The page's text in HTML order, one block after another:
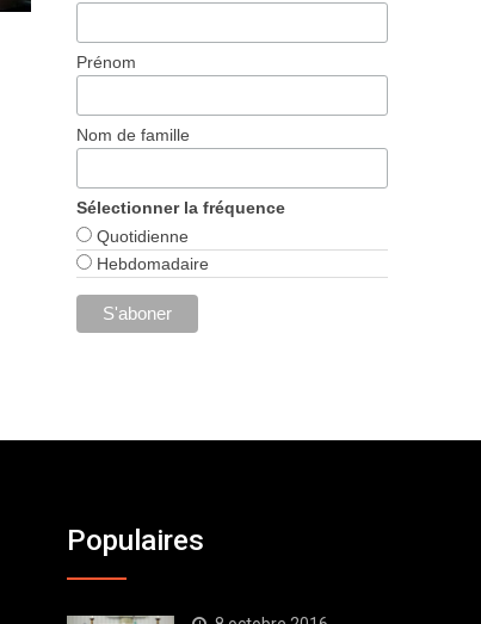
Prénom
Nom de famille
Sélectionner la fréquence
Quotidienne
Hebdomadaire
Populaires